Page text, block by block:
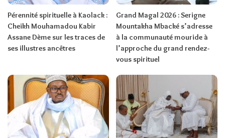
Pérennité spirituelle à Kaolack :
Cheikh Mouhamadou Kabir
Assane Dème sur les traces de
ses illustres ancêtres
Grand Magal 2026 : Serigne
Mountakha Mbacké s’adresse
à la communauté mouride à
l’approche du grand rendez-
vous spirituel